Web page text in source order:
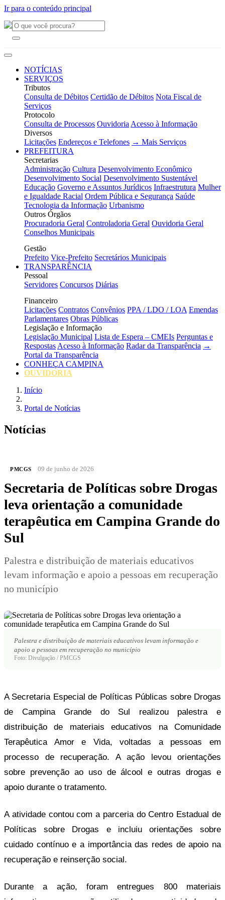
Ir para o conteúdo principal
NOTÍCIAS
SERVIÇOS
Tributos
Consulta de Débitos Certidão de Débitos Nota Fiscal de
Serviços
Protocolo
Consulta de Processos Ouvidoria Acesso à Informação
Diversos
Licitações Endereços e Telefones → Mais Serviços
PREFEITURA
Secretarias
Administração Cultura Desenvolvimento Econômico
Desenvolvimento Social Desenvolvimento Sustentável
Educação Governo e Assuntos Jurídicos Infraestrutura Mulher
e Igualdade Racial Ordem Pública e Segurança Saúde
Tecnologia da Informação Urbanismo
Outros Órgãos
Procuradoria Geral Controladoria Geral Ouvidoria Geral
Conselhos Municipais
Gestão
Prefeito Vice-Prefeito Secretários Municipais
TRANSPARÊNCIA
Pessoal
Servidores Concursos Diárias
Financeiro
Licitações Contratos Convênios PPA / LDO / LOA Emendas
Parlamentares Obras Públicas
Legislação e Informação
Legislação Municipal Lista de Espera – CMEIs Perguntas e
Respostas Acesso à Informação Radar da Transparência →
Portal da Transparência
CONHEÇA CAMPINA
OUVIDORIA
Início
Portal de Notícias
Notícias
PMCGS 09 de junho de 2026
Secretaria de Políticas sobre Drogas
leva orientação a comunidade
terapêutica em Campina Grande do
Sul
Palestra e distribuição de materiais educativos
levam informação e apoio a pessoas em recuperação
no município
Palestra e distribuição de materiais educativos levam informação e
apoio a pessoas em recuperação no município
Foto: Divulgação / PMCGS
A Secretaria Especial de Políticas Públicas sobre Drogas
de Campina Grande do Sul realizou palestra e
distribuição de materiais educativos na Comunidade
Terapêutica Amor e Vida, voltadas a pessoas em
processo de recuperação. A ação levou orientações
sobre prevenção ao uso de álcool e outras drogas e
apoio durante o tratamento.
A atividade contou com a parceria do Centro Estadual de
Políticas sobre Drogas e incluiu orientações sobre
cuidado contínuo e a importância das redes de apoio na
recuperação e reinserção social.
Durante a ação, foram entregues 800 materiais